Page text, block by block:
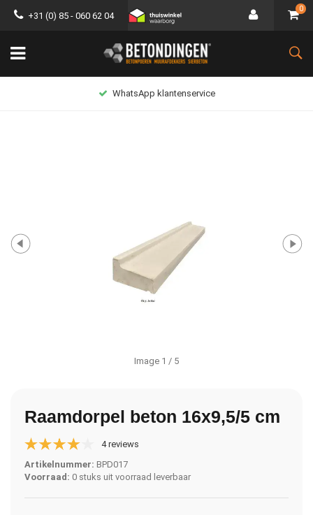
+31 (0) 85 - 060 62 04
0
WhatsApp klantenservice
Image 1 / 5
Raamdorpel beton 16x9,5/5 cm
4 reviews
Artikelnummer: BPD017
Voorraad: 0 stuks uit voorraad leverbaar